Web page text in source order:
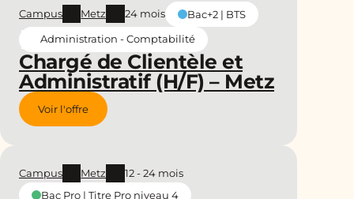
Chargé de Clientèle et
Administratif (H/F) – Metz
Campus Metz 24 mois
Bac+2 | BTS
Administration - Comptabilité
Voir l'offre
Campus Metz
12 - 24 mois
Bac Pro | Titre Pro niveau 4